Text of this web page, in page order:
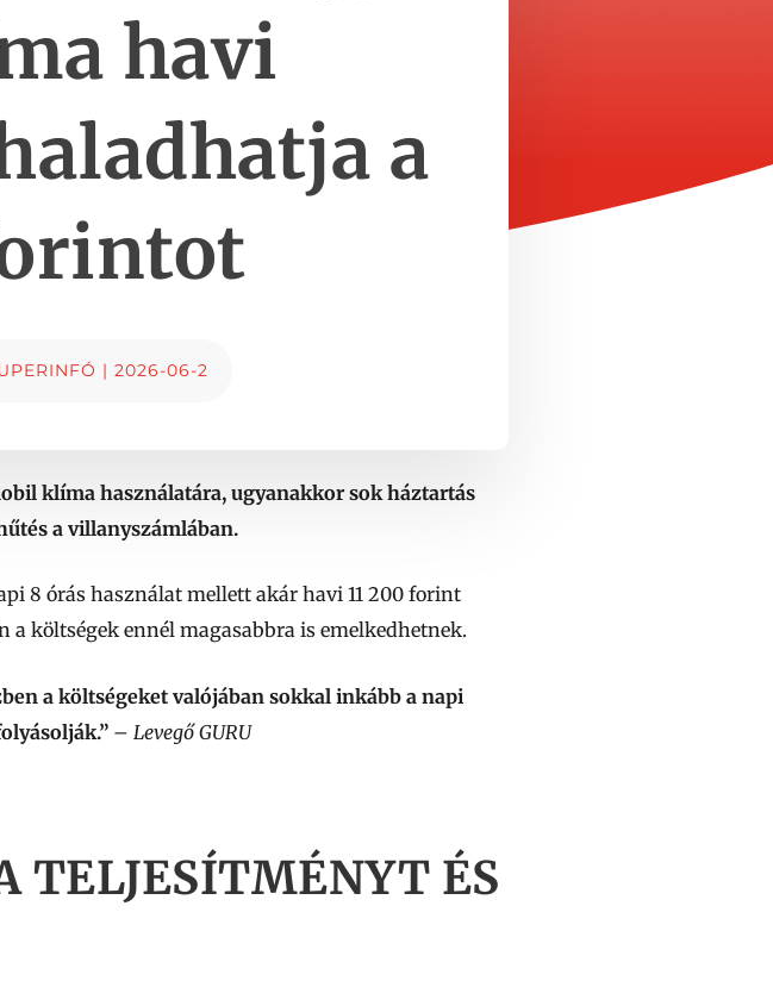
havi
a
| 2026-06-2
klíma használatára, ugyanakkor sok háztartás
a villanyszámlában.
8 órás használat mellett akár havi 11 200 forint
költségek ennél magasabbra is emelkedhetnek.
a költségeket valójában sokkal inkább a napi
– Levegő GURU
TELJESÍTMÉNYT ÉS